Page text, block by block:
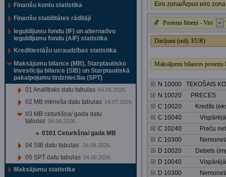
Finanšu kontu statistika
Finanšu stabilitātes rādītāji
Ieguldījumu fondu (IF) un alternatīvo
ieguldījumu fondu (AIF) statistika
Kredītiestāžu uzraudzības statistika
Maksājumu bilance (MB), Starptautisko
investīciju bilance (SIB) un Starptautiskā
pakalpojumu tirdzniecība (SPT)
01 Analītisko datu tabulas 04.06.2026.
02 MB mēneša datu tabulas 14.07.2026.
03 MB ceturkšņa/ gada datu
tabulas 04.06.2026.
0301 Ceturkšņa/ gada MB
04 SIB datu tabulas
04.06.2026.
05 SPT datu tabulas 04.06.2026.
Maksājumu statistika
Eiro zona/Ārpus eiro zona
Posteņu līmeņi - Visi
Darījumi (milj. EUR)
Maksājumu bilances posteņu
N 10000 TEKOŠAIS
N 10020 PRECES
C 10020 Kredīts
C 10040 Vispārējās
C 10240 Preču neto
C 10300
D 10020 Debets
D 10040 Vispārējās
D 10300